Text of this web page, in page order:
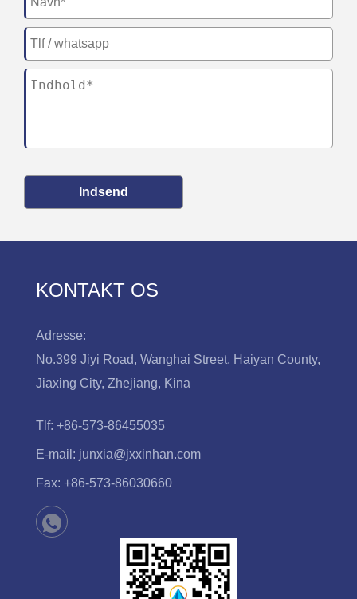
Indsend
KONTAKT OS
Adresse:
No.399 Jiyi Road, Wanghai Street, Haiyan County,
Jiaxing City, Zhejiang, Kina
Tlf: +86-573-86455035
E-mail: junxia@jxxinhan.com
Fax: +86-573-86030660